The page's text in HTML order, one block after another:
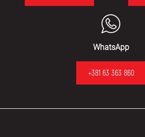
WhatsApp
+381 63 363 860